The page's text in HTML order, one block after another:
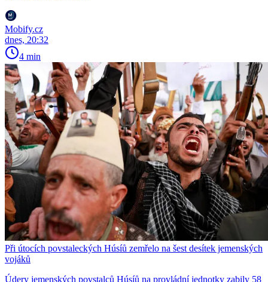
Mobify.cz
dnes, 20:32
4 min
Při útocích povstaleckých Húsíů zemřelo na šest desítek jemenských
vojáků
Údery jemenských povstalců Húsíů na provládní jednotky zabily 58